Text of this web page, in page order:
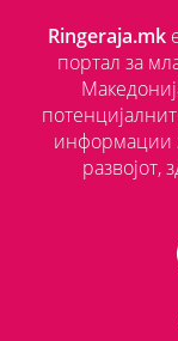
Ringeraja.mk
портал за
информации
развојот,